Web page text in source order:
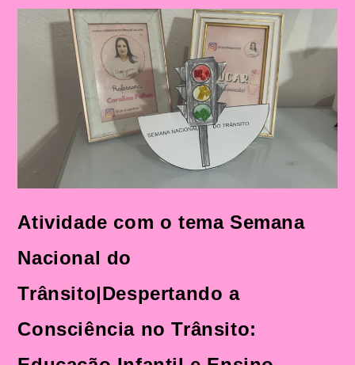
Do
Trânsito|Despertando
A
Consciência
No
Trânsito:
Educação
Infantil
E
Ensino
Fundamental
Atividade com o tema Semana
Nacional do
Trânsito|Despertando a
Consciência no Trânsito: